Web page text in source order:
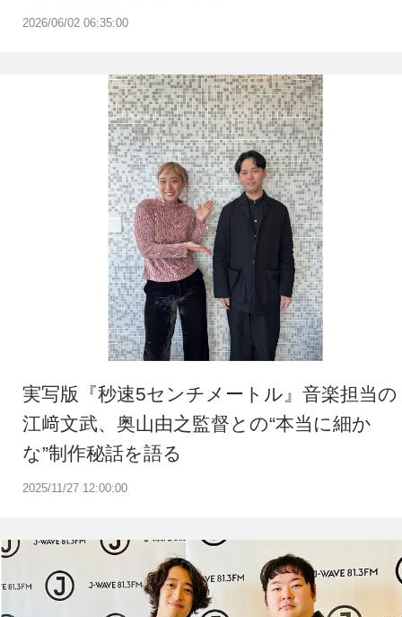
2026/06/02 06:35:00
2025/11/27 12:00:00
実写版『秒速5センチメートル』音楽担当の
江﨑文武、奥山由之監督との“本当に細か
な”制作秘話を語る